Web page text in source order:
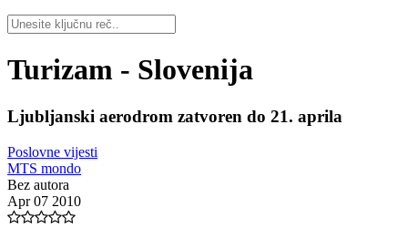
Turizam - Slovenija
Ljubljanski aerodrom zatvoren do 21. aprila
Poslovne vijesti
MTS mondo
Bez autora
Apr 07 2010